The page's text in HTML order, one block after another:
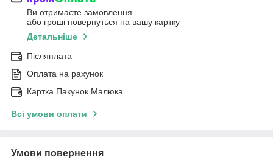
Ви отримаєте замовлення
або гроші повернуться на вашу картку
Детальніше
Післяплата
Оплата на рахунок
Картка Пакунок Малюка
Всі умови оплати
Умови повернення